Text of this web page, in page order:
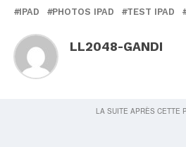
IPAD PHOTOS IPAD TEST IPAD
LL2048-GANDI